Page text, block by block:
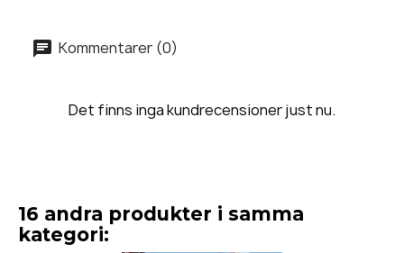
Kommentarer (0)
Det finns inga kundrecensioner just nu.
16 andra produkter i samma
kategori: